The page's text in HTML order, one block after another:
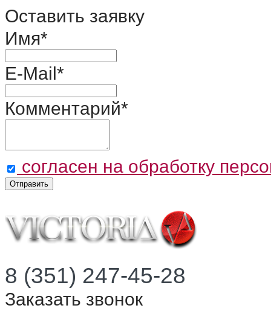
Оставить заявку
Имя*
E-Mail*
Комментарий*
согласен на обработку
Отправить
8 (351) 247-45-28
Заказать звонок